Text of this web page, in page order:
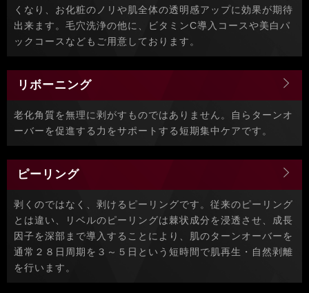
くなり、お化粧のノリや肌全体の透明感アップに効果が期待
出来ます。毛穴洗浄の他に、ビタミンC導入コースや美白パ
ックコースなどもご用意しております。
リボーニング
老化角質を無理に剥がすものではありません。自らターンオ
ーバーを促進する力をサポートする短期集中ケアです。
ピーリング
剥くのではなく、剥けるピーリングです。従来のピーリング
とは違い、リベルのピーリングは棘状成分を浸透させ、成長
因子を深部まで導入することにより、肌のターンオーバーを
通常２８日周期を３～５日という短時間で肌再生・自然剥離
を行います。